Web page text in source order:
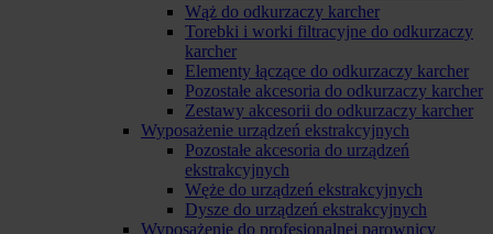
Wąż do odkurzaczy karcher
Torebki i worki filtracyjne do odkurzaczy
karcher
Elementy łączące do odkurzaczy karcher
Pozostałe akcesoria do odkurzaczy karcher
Zestawy akcesorii do odkurzaczy karcher
Wyposażenie urządzeń ekstrakcyjnych
Pozostałe akcesoria do urządzeń
ekstrakcyjnych
Węże do urządzeń ekstrakcyjnych
Dysze do urządzeń ekstrakcyjnych
Wyposażenie do profesjonalnej parownicy